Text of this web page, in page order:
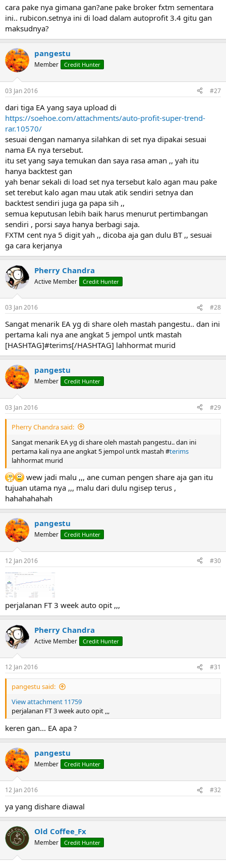
kalo diliat hasil BT persentase opit sebulan sekitar 20%
untuk set yang pertama saya upload itu untuk 4 digits sebelumnya
sata BT di broker forex4you
cara pake nya gimana gan?ane pake broker fxtm sementara
ini.. rubicon.setnya ini di load dalam autoprofit 3.4 gitu gan
maksudnya?
pangestu
Member Credit Hunter
03 Jan 2016 #27
dari tiga EA yang saya upload di
https://soehoe.com/attachments/auto-profit-super-trend-
rar.10570/
sesuai dengan namanya silahkan di set nya dipakai sesuai
nama EA nya tersebut.
itu set yang saya temukan dan saya rasa aman ,, yah itu
hanya backtest gan
yah benar sekali di load set nya tersebut kalo agan mau pake
set terebut kalo agan mau utak atik sendiri setnya dan
backtest sendiri juga ga papa sih ,,
semua keputusan lebih baik harus menurut pertimbangan
sendiri , porsi saya hanya berbagi saja.
FXTM cent nya 5 digit yah ,, dicoba aja gan dulu BT ,, sesuai
ga cara kerjanya
Pherry Chandra
Active Member Credit Hunter
03 Jan 2016 #28
Sangat menarik EA yg di share oleh mastah pangestu.. dan ini
pertama kali nya ane angkat 5 jempol untk mastah
[HASHTAG]#terims[/HASHTAG] lahhormat murid
pangestu
Member Credit Hunter
03 Jan 2016 #29
Pherry Chandra said:
Sangat menarik EA yg di share oleh mastah pangestu.. dan ini
pertama kali nya ane angkat 5 jempol untk mastah #terims
lahhormat murid
wew jadi malu ,,, ane cuman pengen share aja gan itu
tujuan utama nya ,,, malu dari dulu ngisep terus ,
hahahahahah
pangestu
Member Credit Hunter
12 Jan 2016 #30
perjalanan FT 3 week auto opit ,,,
Pherry Chandra
Active Member Credit Hunter
12 Jan 2016 #31
pangestu said:
View attachment 11759
perjalanan FT 3 week auto opit ,,,
keren gan... EA apa ?
pangestu
Member Credit Hunter
12 Jan 2016 #32
ya yang dishare diawal
Old Coffee_Fx
Member Credit Hunter